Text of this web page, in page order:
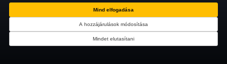
Mind elfogadása
A hozzájárulások módosítása
Mindet elutasítani